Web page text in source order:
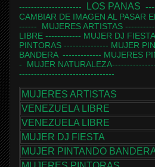
--------------------- LOS PANAS
CAMBIAR DE IMAGEN AL PASAR
------ MUJERES ARTISTAS
LIBRE ------------ MUJER DJ FIESTA
PINTORAS --------------- MUJER
BANDERA------------- MUJERES
- MUJER NATURALEZA
--------------------------------
MUJERES ARTISTAS
VENEZUELA LIBRE
VENEZUELA LIBRE
MUJER DJ FIESTA
MUJER PINTANDO